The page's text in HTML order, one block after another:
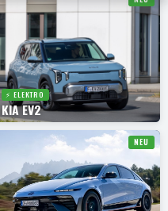
⚡ ELEKTRO
KIA EV2
NEU